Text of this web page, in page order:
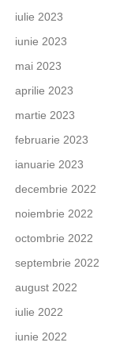
iulie 2023
iunie 2023
mai 2023
aprilie 2023
martie 2023
februarie 2023
ianuarie 2023
decembrie 2022
noiembrie 2022
octombrie 2022
septembrie 2022
august 2022
iulie 2022
iunie 2022